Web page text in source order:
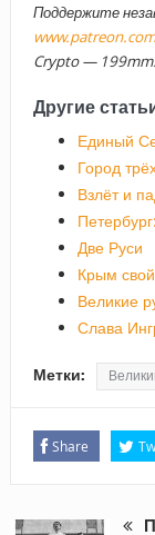
Поддержите
Crypto —
Другие
Единый
Город
Взлёт и
Две Руси
Крым свой
Великие
Слава
Метки:
Share